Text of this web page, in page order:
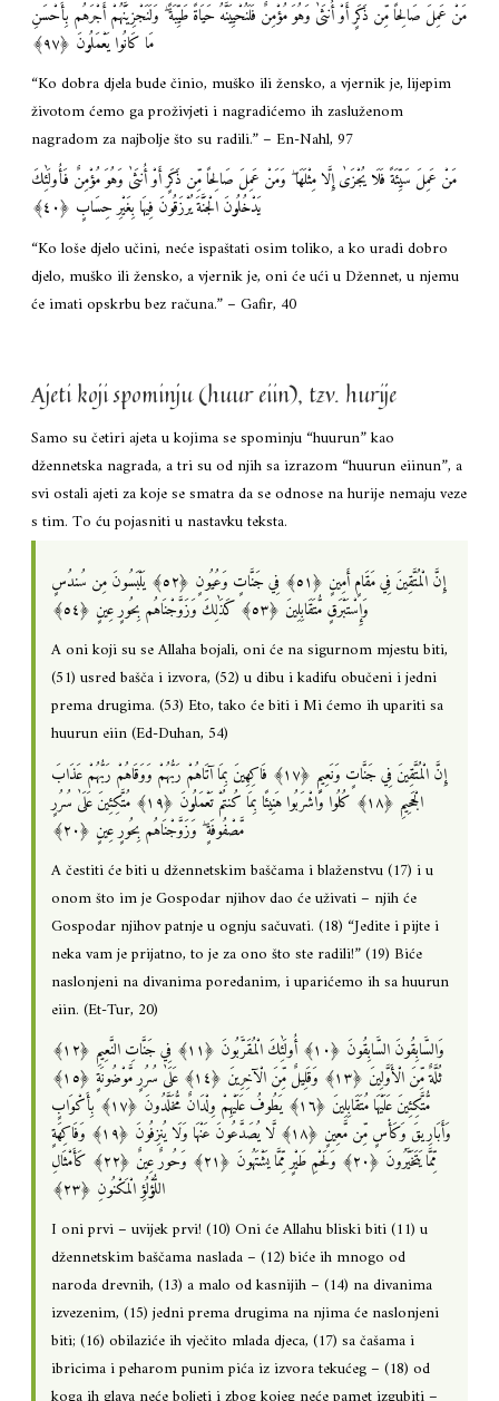
مَنْ عَمِلَ صَالِحًا مِّن ذَكَرٍ أَوْ أُنثَىٰ وَهُوَ مُؤْمِنٌ فَلَنُحْيِيَنَّهُ حَيَاةً طَيِّبَةً ۖ وَلَنَجْزِيَنَّهُمْ أَجْرَهُم بِأَحْسَنِ
مَا كَانُوا يَعْمَلُونَ ‎﴿٩٧﴾‏
“Ko dobra djela bude činio, muško ili žensko, a vjernik je, lijepim
životom ćemo ga proživjeti i nagradićemo ih zasluženom
nagradom za najbolje što su radili.” – En-Nahl, 97
مَنْ عَمِلَ سَيِّئَةً فَلَا يُجْزَىٰ إِلَّا مِثْلَهَا ۖ وَمَنْ عَمِلَ صَالِحًا مِّن ذَكَرٍ أَوْ أُنثَىٰ وَهُوَ مُؤْمِنٌ فَأُولَٰئِكَ
يَدْخُلُونَ الْجَنَّةَ يُرْزَقُونَ فِيهَا بِغَيْرِ حِسَابٍ ‎﴿٤٠﴾‏
“Ko loše djelo učini, neće ispaštati osim toliko, a ko uradi dobro
djelo, muško ili žensko, a vjernik je, oni će ući u Džennet, u njemu
će imati opskrbu bez računa.” – Gafir, 40
Ajeti koji spominju (huur eiin), tzv. hurije
Samo su četiri ajeta u kojima se spominju “huurun” kao
džennetska nagrada, a tri su od njih sa izrazom “huurun eiinun”, a
svi ostali ajeti za koje se smatra da se odnose na hurije nemaju veze
s tim. To ću pojasniti u nastavku teksta.
إِنَّ الْمُتَّقِينَ فِي مَقَامٍ أَمِينٍ ‎﴿٥١﴾‏ فِي جَنَّاتٍ وَعُيُونٍ ‎﴿٥٢﴾‏ يَلْبَسُونَ مِن سُندُسٍ
وَإِسْتَبْرَقٍ مُّتَقَابِلِينَ ‎﴿٥٣﴾‏ كَذَٰلِكَ وَزَوَّجْنَاهُم بِحُورٍ عِينٍ ‎﴿٥٤﴾‏
A oni koji su se Allaha bojali, oni će na sigurnom mjestu biti,
(51) usred bašča i izvora, (52) u dibu i kadifu obučeni i jedni
prema drugima. (53) Eto, tako će biti i Mi ćemo ih upariti sa
huurun eiin (Ed-Duhan, 54)
إِنَّ الْمُتَّقِينَ فِي جَنَّاتٍ وَنَعِيمٍ ‎﴿١٧﴾‏ فَاكِهِينَ بِمَا آتَاهُمْ رَبُّهُمْ وَوَقَاهُمْ رَبُّهُمْ عَذَابَ
الْجَحِيمِ ‎﴿١٨﴾‏ كُلُوا وَاشْرَبُوا هَنِيئًا بِمَا كُنتُمْ تَعْمَلُونَ ‎﴿١٩﴾‏ مُتَّكِئِينَ عَلَىٰ سُرُرٍ
مَّصْفُوفَةٍ ۖ وَزَوَّجْنَاهُم بِحُورٍ عِينٍ ‎﴿٢٠﴾
A čestiti će biti u džennetskim baščama i blaženstvu (17) i u
onom što im je Gospodar njihov dao će uživati – njih će
Gospodar njihov patnje u ognju sačuvati. (18) “Jedite i pijte i
neka vam je prijatno, to je za ono što ste radili!” (19) Biće
naslonjeni na divanima poredanim, i uparićemo ih sa huurun
eiin. (Et-Tur, 20)
وَالسَّابِقُونَ السَّابِقُونَ ‎﴿١٠﴾‏ أُولَٰئِكَ الْمُقَرَّبُونَ ‎﴿١١﴾‏ فِي جَنَّاتِ النَّعِيمِ ‎﴿١٢﴾‏
ثُلَّةٌ مِّنَ الْأَوَّلِينَ ‎﴿١٣﴾‏ وَقَلِيلٌ مِّنَ الْآخِرِينَ ‎﴿١٤﴾‏ عَلَىٰ سُرُرٍ مَّوْضُونَةٍ ‎﴿١٥﴾‏
مُّتَّكِئِينَ عَلَيْهَا مُتَقَابِلِينَ ‎﴿١٦﴾‏ يَطُوفُ عَلَيْهِمْ وِلْدَانٌ مُّخَلَّدُونَ ‎﴿١٧﴾‏ بِأَكْوَابٍ
وَأَبَارِيقَ وَكَأْسٍ مِّن مَّعِينٍ ‎﴿١٨﴾‏ لَّا يُصَدَّعُونَ عَنْهَا وَلَا يُنزِفُونَ ‎﴿١٩﴾‏ وَفَاكِهَةٍ
مِّمَّا يَتَخَيَّرُونَ ‎﴿٢٠﴾‏ وَلَحْمِ طَيْرٍ مِّمَّا يَشْتَهُونَ ‎﴿٢١﴾‏ وَحُورٌ عِينٌ ‎﴿٢٢﴾‏ كَأَمْثَالِ
اللُّؤْلُؤِ الْمَكْنُونِ ‎﴿٢٣﴾
I oni prvi – uvijek prvi! (10) Oni će Allahu bliski biti (11) u
džennetskim baščama naslada – (12) biće ih mnogo od
naroda drevnih, (13) a malo od kasnijih – (14) na divanima
izvezenim, (15) jedni prema drugima na njima će naslonjeni
biti; (16) obilaziće ih vječito mlada djeca, (17) sa čašama i
ibricima i peharom punim pića iz izvora tekućeg – (18) od